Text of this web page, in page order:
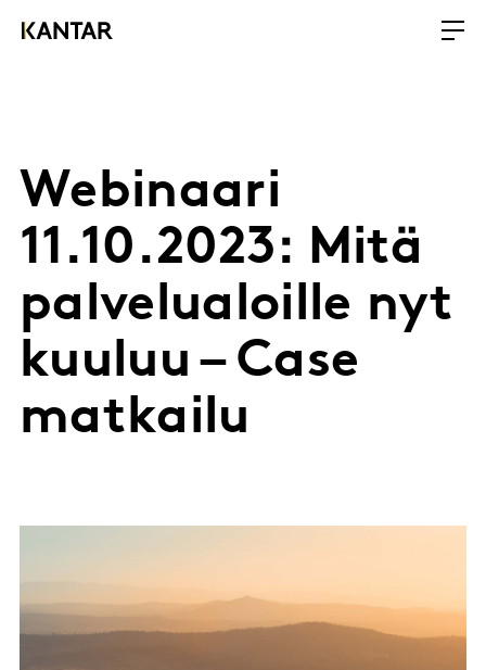
Webinaari
11.10.2023: Mitä
palvelualoille nyt
kuuluu – Case
matkailu